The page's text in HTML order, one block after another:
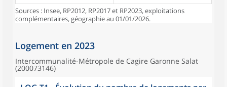
Sources : Insee, RP2012, RP2017 et RP2023, exploitations
complémentaires, géographie au 01/01/2026.
Logement en 2023
Intercommunalité-Métropole de Cagire Garonne Salat
(200073146)